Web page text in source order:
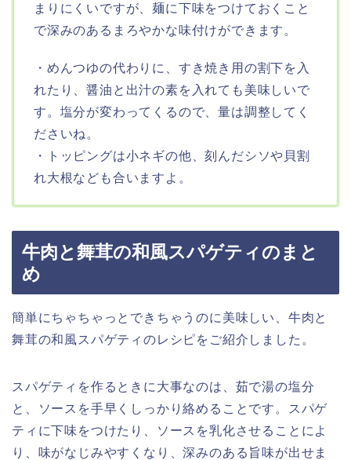
まりにくいですが、麺に下味をつけておくこと
で深みのあるまろやかな味付けができます。
・めんつゆの代わりに、すき焼き用の割下を入
れたり、醤油と出汁の素を入れても美味しいで
す。塩分が変わってくるので、量は調整してく
ださいね。
・トッピングは小ネギの他、刻んだシソや貝割
れ大根なども合いますよ。
牛肉と舞茸の和風スパゲティのまと
め
簡単にちゃちゃっとできちゃうのに美味しい、牛肉と
舞茸の和風スパゲティのレシピをご紹介しました。
スパゲティを作るときに大事なのは、茹で湯の塩分
と、ソースを手早くしっかり絡めることです。スパゲ
ティに下味をつけたり、ソースを乳化させることによ
り、味がなじみやすくなり、深みのある旨味が出せま